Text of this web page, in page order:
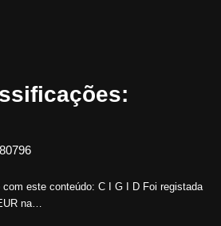
este conteúdo: C I G I D Foi registada
na…